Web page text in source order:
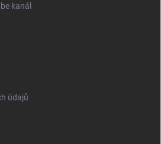
kanál
údajů